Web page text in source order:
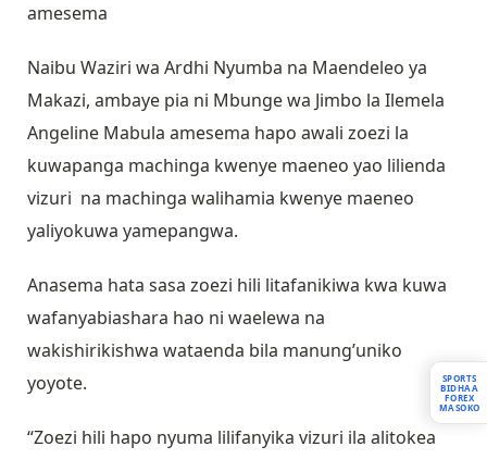
amesema
Naibu Waziri wa Ardhi Nyumba na Maendeleo ya
Makazi, ambaye pia ni Mbunge wa Jimbo la Ilemela
Angeline Mabula amesema hapo awali zoezi la
kuwapanga machinga kwenye maeneo yao lilienda
vizuri na machinga walihamia kwenye maeneo
yaliyokuwa yamepangwa.
Anasema hata sasa zoezi hili litafanikiwa kwa kuwa
wafanyabiashara hao ni waelewa na
wakishirikishwa wataenda bila manung’uniko
yoyote.
“Zoezi hili hapo nyuma lilifanyika vizuri ila alitokea
SPORTS
BIDHAA
FOREX
MASOKO